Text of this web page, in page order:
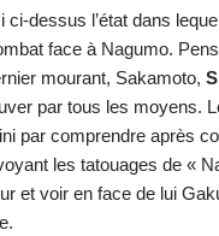
ci-dessus l’état dans
face à Nagumo.
mourant, Sakamoto,
par tous les moyens.
par comprendre après
les tatouages de «
et voir en face de lui